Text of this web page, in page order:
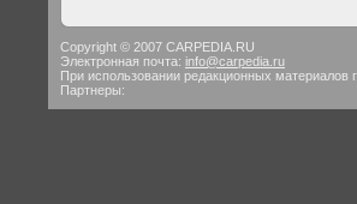
Copyright © 2007 CARPEDIA.RU
Электронная почта: info@carpedia.ru
При использовании редакционных материалов
Партнеры: